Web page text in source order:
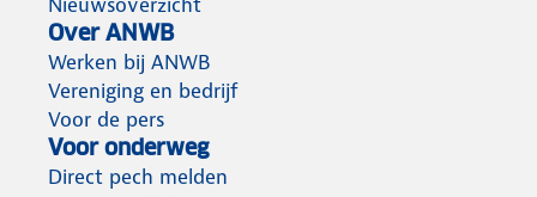
Over ANWB
Werken bij ANWB
Vereniging en bedrijf
Voor de pers
Voor onderweg
Direct pech melden